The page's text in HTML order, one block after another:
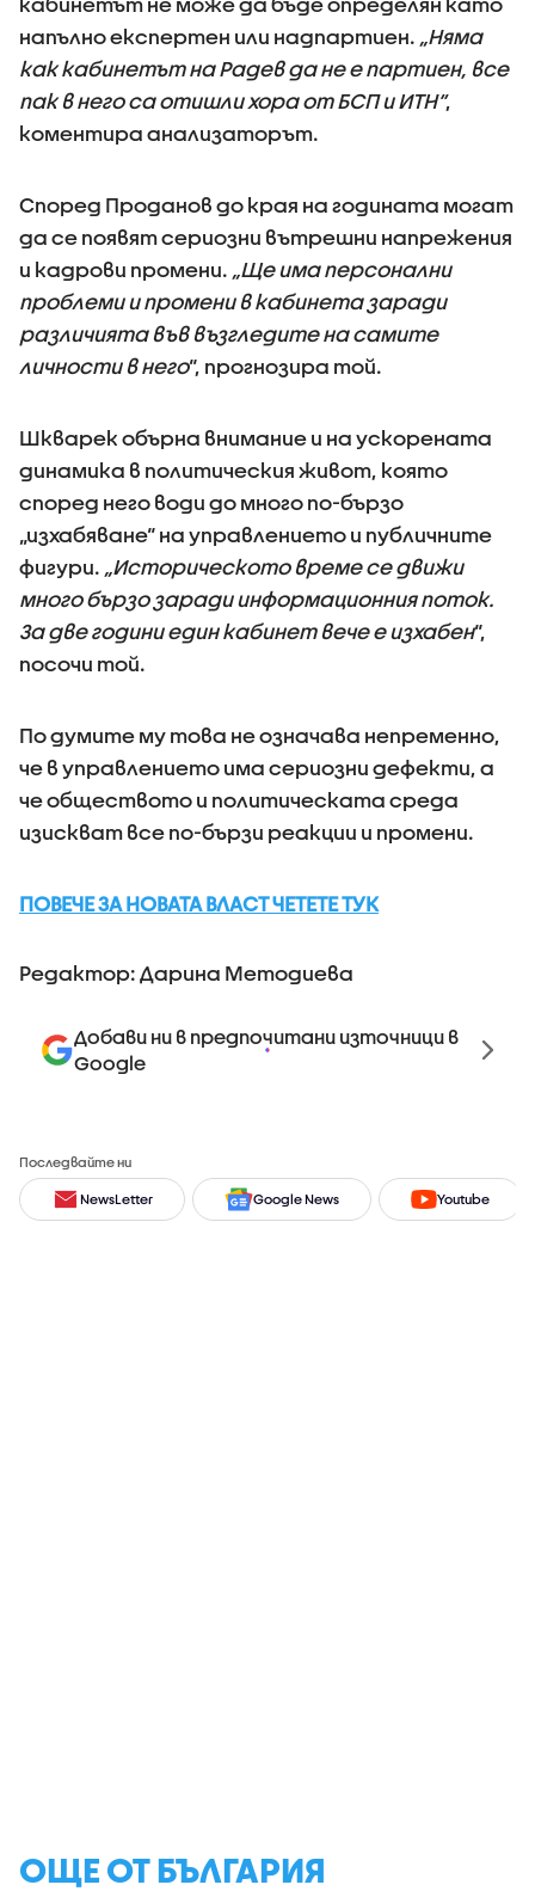
напълно експертен или надпартиен. „Няма
как кабинетът на Радев да не е партиен, все
пак в него са отишли хора от БСП и ИТН“,
коментира анализаторът.
Според Проданов до края на годината могат
да се появят сериозни вътрешни напрежения
и кадрови промени. „Ще има персонални
проблеми и промени в кабинета заради
различията във възгледите на самите
личности в него“, прогнозира той.
Шкварек обърна внимание и на ускорената
динамика в политическия живот, която
според него води до много по-бързо
„изхабяване“ на управлението и публичните
фигури. „Историческото време се движи
много бързо заради информационния поток.
За две години един кабинет вече е изхабен“,
посочи той.
По думите му това не означава непременно,
че в управлението има сериозни дефекти, а
че обществото и политическата среда
изискват все по-бързи реакции и промени.
ПОВЕЧЕ ЗА НОВАТА ВЛАСТ ЧЕТЕТЕ ТУК
Редактор: Дарина Методиева
Добави ни в предпочитани източници в
Google
Последвайте ни
NewsLetter Google News Youtube
ОЩЕ ОТ БЪЛГАРИЯ